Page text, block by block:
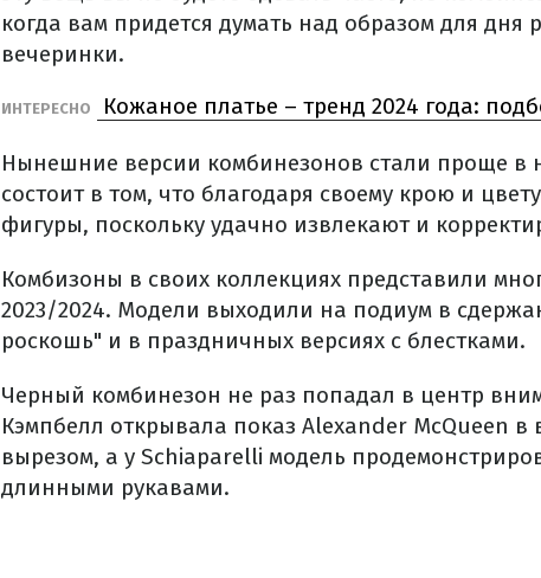
когда вам придется думать над образом для
вечеринки.
ИНТЕРЕСНО Кожаное платье – тренд 2024 года:
Нынешние версии комбинезонов стали проще в
состоит в том, что благодаря своему крою и
фигуры, поскольку удачно извлекают и
Комбизоны в своих коллекциях представили
2023/2024. Модели выходили на подиум в
роскошь" и в праздничных версиях с блестками.
Черный комбинезон не раз попадал в центр
Кэмпбелл открывала показ Alexander McQueen в
вырезом, а у Schiaparelli модель
длинными рукавами.